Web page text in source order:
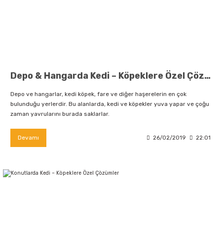
Depo & Hangarda Kedi – Köpeklere Özel Çözümler
Depo ve hangarlar, kedi köpek, fare ve diğer haşerelerin en çok
bulunduğu yerlerdir. Bu alanlarda, kedi ve köpekler yuva yapar ve çoğu
zaman yavrularını burada saklarlar.
Devamı 26/02/2019 22:01